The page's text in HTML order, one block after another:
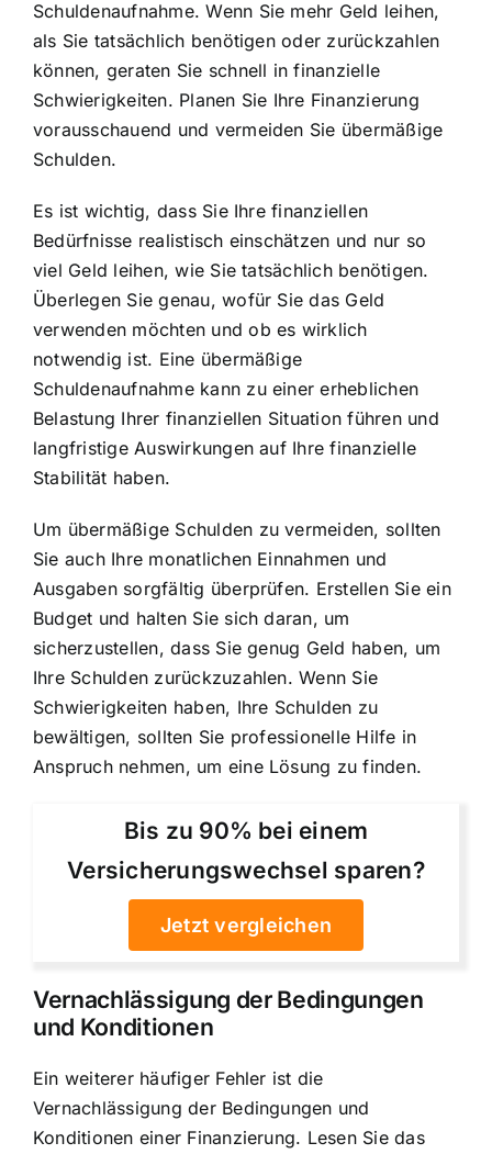
Schuldenaufnahme. Wenn Sie mehr Geld leihen,
als Sie tatsächlich benötigen oder zurückzahlen
können, geraten Sie schnell in finanzielle
Schwierigkeiten. Planen Sie Ihre Finanzierung
vorausschauend und vermeiden Sie übermäßige
Schulden.
Es ist wichtig, dass Sie Ihre finanziellen
Bedürfnisse realistisch einschätzen und nur so
viel Geld leihen, wie Sie tatsächlich benötigen.
Überlegen Sie genau, wofür Sie das Geld
verwenden möchten und ob es wirklich
notwendig ist. Eine übermäßige
Schuldenaufnahme kann zu einer erheblichen
Belastung Ihrer finanziellen Situation führen und
langfristige Auswirkungen auf Ihre finanzielle
Stabilität haben.
Um übermäßige Schulden zu vermeiden, sollten
Sie auch Ihre monatlichen Einnahmen und
Ausgaben sorgfältig überprüfen. Erstellen Sie ein
Budget und halten Sie sich daran, um
sicherzustellen, dass Sie genug Geld haben, um
Ihre Schulden zurückzuzahlen. Wenn Sie
Schwierigkeiten haben, Ihre Schulden zu
bewältigen, sollten Sie professionelle Hilfe in
Anspruch nehmen, um eine Lösung zu finden.
Bis zu 90% bei einem
Versicherungswechsel sparen?
Jetzt vergleichen
Vernachlässigung der Bedingungen
und Konditionen
Ein weiterer häufiger Fehler ist die
Vernachlässigung der Bedingungen und
Konditionen einer Finanzierung. Lesen Sie das